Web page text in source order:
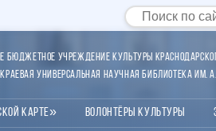
бюджетное учреждение культуры
универсальная научная библиотека им.
карте» Волонтёры Культуры